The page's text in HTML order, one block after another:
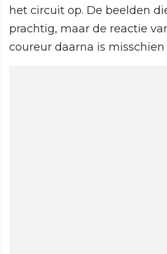
het circuit op. De beelden
prachtig, maar de reactie
coureur daarna is